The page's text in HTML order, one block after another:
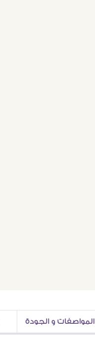
المواصفات و الجودة